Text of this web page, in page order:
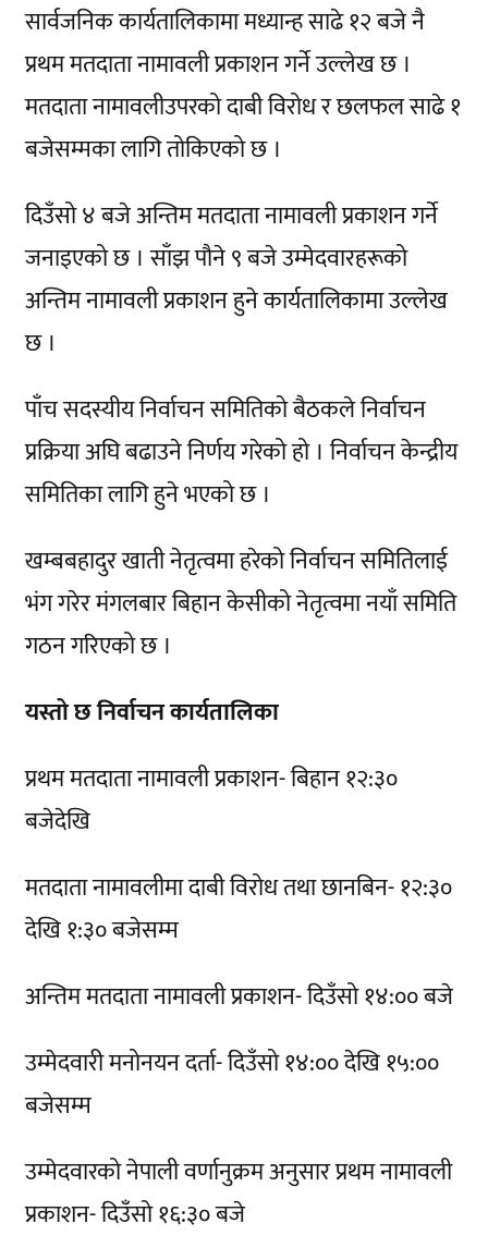
सार्वजनिक कार्यतालिकामा मध्यान्ह साढे १२ बजे नै
प्रथम मतदाता नामावली प्रकाशन गर्ने उल्लेख छ ।
मतदाता नामावलीउपरको दाबी विरोध र छलफल साढे १
बजेसम्मका लागि तोकिएको छ ।
दिउँसो ४ बजे अन्तिम मतदाता नामावली प्रकाशन गर्ने
जनाइएको छ । साँझ पौने ९ बजे उम्मेदवारहरूको
अन्तिम नामावली प्रकाशन हुने कार्यतालिकामा उल्लेख
छ ।
पाँच सदस्यीय निर्वाचन समितिको बैठकले निर्वाचन
प्रक्रिया अघि बढाउने निर्णय गरेको हो । निर्वाचन केन्द्रीय
समितिका लागि हुने भएको छ ।
खम्बबहादुर खाती नेतृत्वमा हरेको निर्वाचन समितिलाई
भंग गरेर मंगलबार बिहान केसीको नेतृत्वमा नयाँ समिति
गठन गरिएको छ ।
यस्तो छ निर्वाचन कार्यतालिका
प्रथम मतदाता नामावली प्रकाशन- बिहान १२:३०
बजेदेखि
मतदाता नामावलीमा दाबी विरोध तथा छानबिन- १२:३०
देखि १:३० बजेसम्म
अन्तिम मतदाता नामावली प्रकाशन- दिउँसो १४:०० बजे
उम्मेदवारी मनोनयन दर्ता- दिउँसो १४:०० देखि १५:००
बजेसम्म
उम्मेदवारको नेपाली वर्णानुक्रम अनुसार प्रथम नामावली
प्रकाशन- दिउँसो १६:३० बजे